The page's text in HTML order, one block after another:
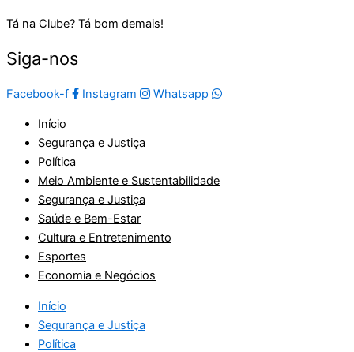
Tá na Clube? Tá bom demais!
Siga-nos
Facebook-f Instagram Whatsapp
Início
Segurança e Justiça
Política
Meio Ambiente e Sustentabilidade
Segurança e Justiça
Saúde e Bem-Estar
Cultura e Entretenimento
Esportes
Economia e Negócios
Início
Segurança e Justiça
Política